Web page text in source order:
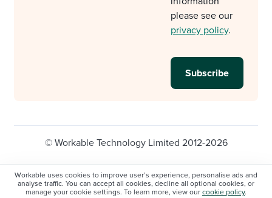
Workable uses cookies to improve user’s experience, personalise ads and
analyse traffic. You can accept all cookies, decline all optional cookies, or
manage your cookie settings. To learn more, view our cookie policy.
please see our
privacy policy.
© Workable Technology Limited 2012-2026
Privacy policy
Cookie Settings
Do not sell/share my personal information